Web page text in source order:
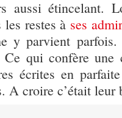
aussi étincelant.
restes à ses
y parvient
Ce qui confère
écrites en parfaite
A croire c’était leur